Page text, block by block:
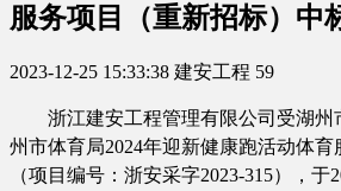
服务项目（重新招标）中
2023-12-25 15:33:38 建安工程 59
浙江建安工程管理有限公司受湖州
州市体育局2024年迎新健康跑活动体育
（项目编号： 浙安采字2023-315），于